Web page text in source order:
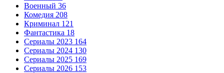
Военный 36
Комедия 208
Криминал 121
Фантастика 18
Сериалы 2023 164
Сериалы 2024 130
Сериалы 2025 169
Сериалы 2026 153